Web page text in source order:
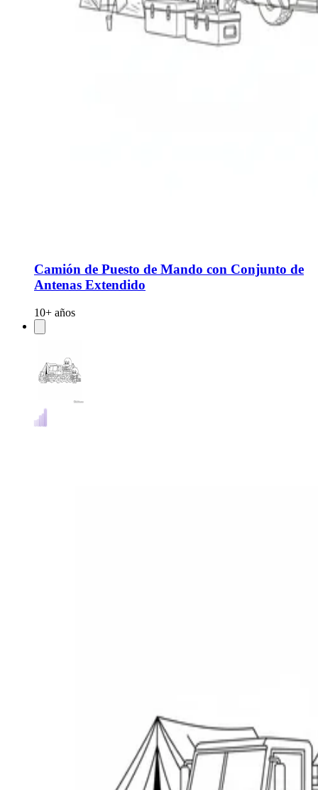
Camión de Puesto de Mando con Conjunto de
Antenas Extendido
10+ años